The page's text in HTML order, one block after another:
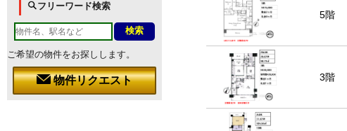
5階
3階
フリーワード検索
ご希望の物件をお探しします。
物件リクエスト